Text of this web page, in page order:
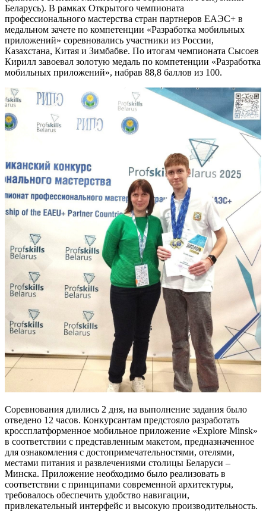
Беларусь). В рамках Открытого чемпионата
профессионального мастерства стран партнеров ЕАЭС+ в
медальном зачете по компетенции «Разработка мобильных
приложений» соревновались участники из России,
Казахстана, Китая и Зимбабве. По итогам чемпионата Сысоев
Кирилл завоевал золотую медаль по компетенции «Разработка
мобильных приложений», набрав 88,8 баллов из 100.
Соревнования длились 2 дня, на выполнение задания было
отведено 12 часов. Конкурсантам предстояло разработать
кроссплатформенное мобильное приложение «Explore Minsk»
в соответствии с представленным макетом, предназначенное
для ознакомления с достопримечательностями, отелями,
местами питания и развлечениями столицы Беларуси –
Минска. Приложение необходимо было реализовать в
соответствии с принципами современной архитектуры,
требовалось обеспечить удобство навигации,
привлекательный интерфейс и высокую производительность.